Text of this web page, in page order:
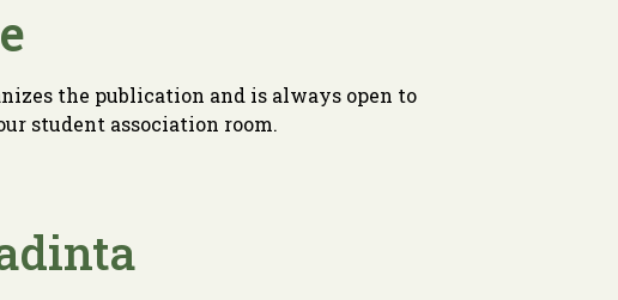
the publication and is always open to
student association room.